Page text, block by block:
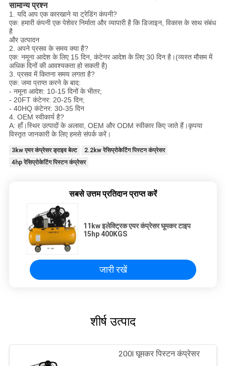
सामान्य प्रश्न
1. यदि आप एक कारखाने या ट्रेडिंग कंपनी?
एक: हमारी कंपनी एक पेशेवर निर्माता और व्यापारी है कि डिजाइन, विकास के साथ संबंध
है
और उत्पादन
2. अपने प्रसव के समय क्या है?
एक: नमूना आदेश के लिए 15 दिन, कंटेनर आदेश के लिए 30 दिन है।(व्यस्त मौसम में
अधिक दिनों की आवश्यकता हो सकती है)
3. प्रसव में कितना समय लगता है?
एक: जमा प्राप्त करने के बाद:
- नमूना आदेश: 10-15 दिनों के भीतर;
- 20FT कंटेनर: 20-25 दिन;
- 40HQ कंटेनर: 30-35 दिन
4. OEM स्वीकार्य है?
A: हाँ।स्थिर उत्पादों के अलावा, OEM और ODM स्वीकार किए जाते हैं।कृपया
विस्तृत जानकारी के लिए हमसे संपर्क करें।
3kw एयर कंप्रेसर ड्राइव बेल्ट
2.2kw रेसिप्रोकेटिंग पिस्टन कंप्रेसर
4hp रेसिप्रोकेटिंग पिस्टन कंप्रेसर
सबसे उत्तम प्रतिदान प्राप्त करें
11kw इलेक्ट्रिक एयर कंप्रेसर घूमकर टाइप
15hp 400KGS
जारी रखें
शीर्ष उत्पाद
200l घूमकर पिस्टन कंप्रेसर